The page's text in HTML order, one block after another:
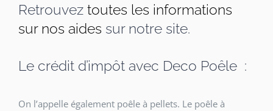
Retrouvez toutes les informations
sur nos aides sur notre site.
Le crédit d’impôt avec Deco Poêle :
On l’appelle également poêle à pellets. Le poêle à